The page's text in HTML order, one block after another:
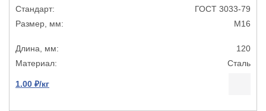
ГОСТ 3033-79
М16
120
Сталь
1.00 ₽/кг